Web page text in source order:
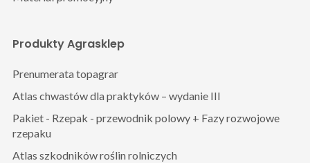
Produkty Agrasklep
Prenumerata topagrar
Atlas chwastów dla praktyków – wydanie III
Pakiet - Rzepak - przewodnik polowy + Fazy rozwojowe
rzepaku
Atlas szkodników roślin rolniczych